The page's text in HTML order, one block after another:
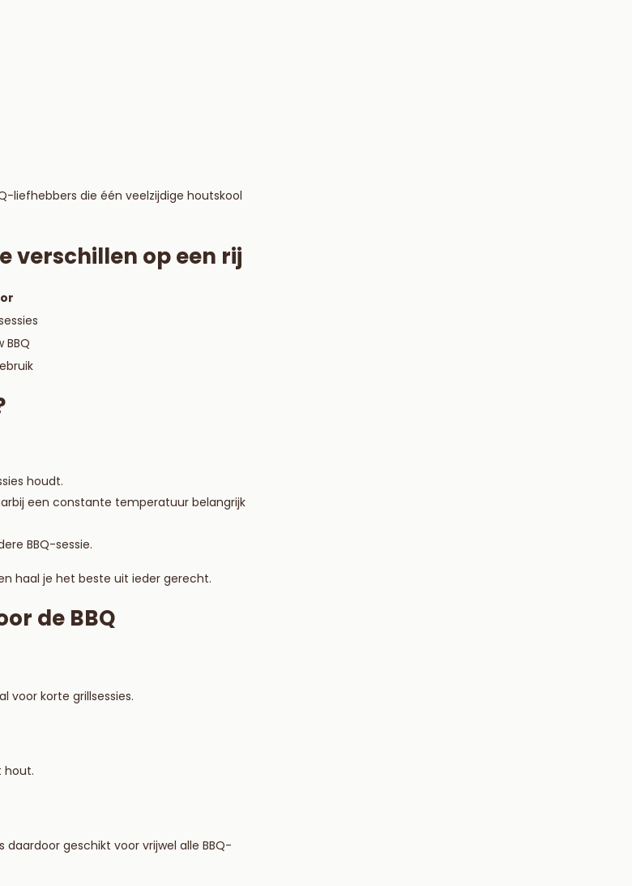
liefhebbers die één veelzijdige houtskool
verschillen op een rij
BBQ
houdt.
een constante temperatuur belangrijk
BBQ-sessie.
haal je het beste uit ieder gerecht.
de BBQ
voor korte grillsessies.
hout.
geschikt voor vrijwel alle BBQ-